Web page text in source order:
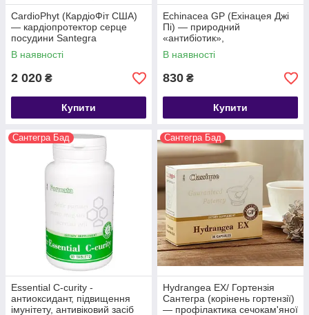
CardioPhyt (КардіоФіт США)
— кардіопротектор серце
посудини Santegra
В наявності
2 020 ₴
Купити
Echinacea GP (Ехінацея Джі
Пі) — природний
«антибіотик»,
імуномодулятор
В наявності
830 ₴
Купити
Сантегра Бад
Essential C-curity -
антиоксидант, підвищення
імунітету, антивіковий засіб
Сантегра Бад
Hydrangea EX/ Гортензія
Сантегра (корінень гортензії)
— профілактика сечокам'яної